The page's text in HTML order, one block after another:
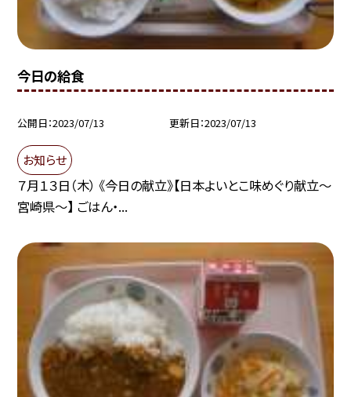
今日の給食
公開日 2023/07/13 更新日 2023/07/13
お知らせ
７月１３日（木） 《今日の献立》【日本よいとこ味めぐり献立〜
宮崎県〜】 ごはん・...